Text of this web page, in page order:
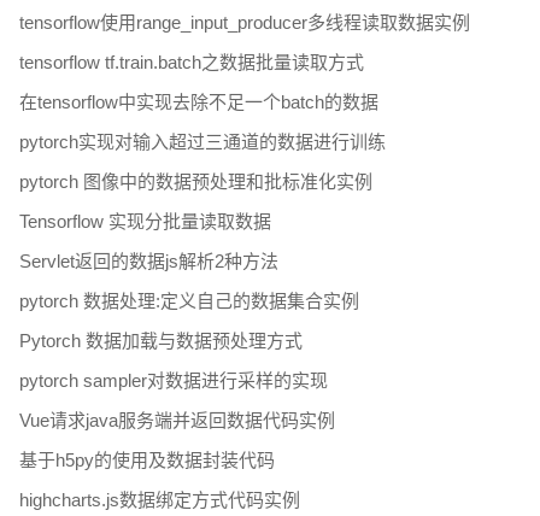
tensorflow使用range_input_producer多线程读取数据实例
tensorflow tf.train.batch之数据批量读取方式
在tensorflow中实现去除不足一个batch的数据
pytorch实现对输入超过三通道的数据进行训练
pytorch 图像中的数据预处理和批标准化实例
Tensorflow 实现分批量读取数据
Servlet返回的数据js解析2种方法
pytorch 数据处理:定义自己的数据集合实例
Pytorch 数据加载与数据预处理方式
pytorch sampler对数据进行采样的实现
Vue请求java服务端并返回数据代码实例
基于h5py的使用及数据封装代码
highcharts.js数据绑定方式代码实例